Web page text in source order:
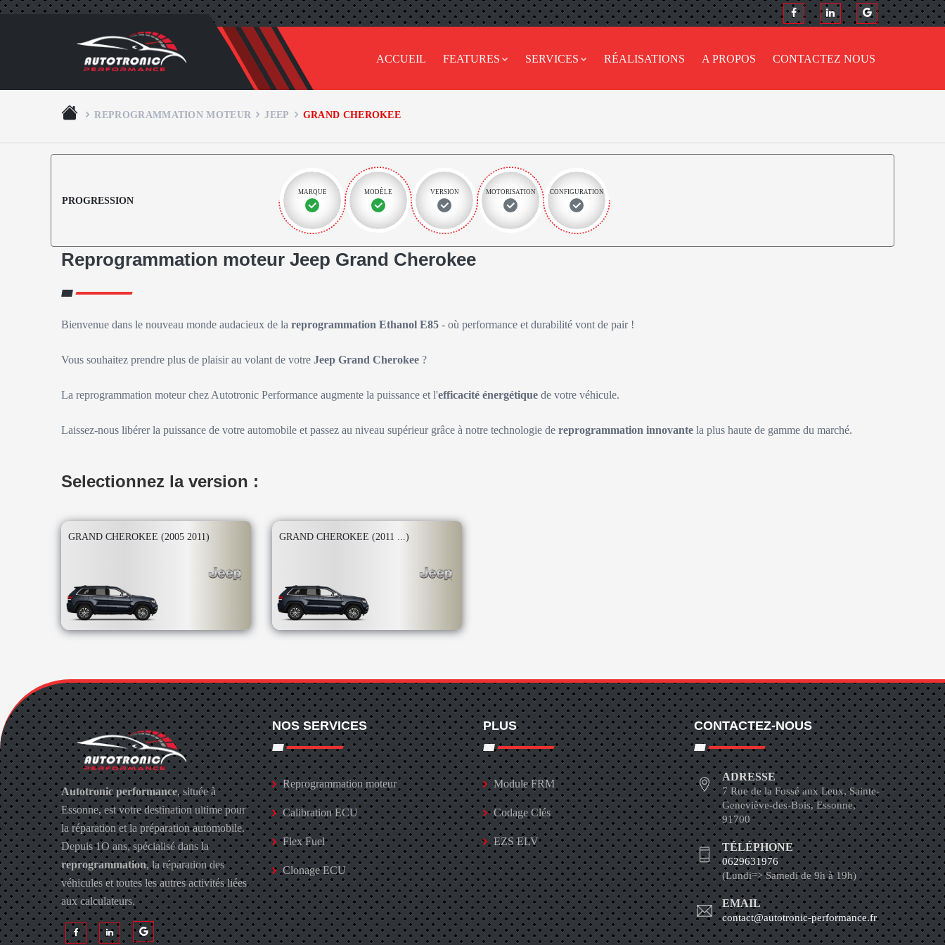
ACCUEIL FEATURES SERVICES RÉALISATIONS A PROPOS CONTACTEZ NOUS
REPROGRAMMATION MOTEUR JEEP GRAND CHEROKEE
PROGRESSION
MARQUE MODÈLE VERSION MOTORISATION CONFIGURATION
Reprogrammation moteur Jeep Grand Cherokee
Bienvenue dans le nouveau monde audacieux de la reprogrammation Ethanol E85 - où performance et durabilité vont de pair !
Vous souhaitez prendre plus de plaisir au volant de votre Jeep Grand Cherokee ?
La reprogrammation moteur chez Autotronic Performance augmente la puissance et l'efficacité énergétique de votre véhicule.
Laissez-nous libérer la puissance de votre automobile et passez au niveau supérieur grâce à notre technologie de reprogrammation innovante la plus haute de gamme du marché.
Selectionnez la version :
GRAND CHEROKEE (2005 2011) GRAND CHEROKEE (2011 ...)
Autotronic performance, située à
Essonne, est votre destination ultime pour
la réparation et la préparation automobile.
Depuis 1O ans, spécialisé dans la
reprogrammation, la réparation des
véhicules et toutes les autres activités liées
aux calculateurs.
NOS SERVICES
Reprogrammation moteur
Calibration ECU
Flex Fuel
Clonage ECU
PLUS
Module FRM
Codage Clés
EZS ELV
CONTACTEZ-NOUS
ADRESSE
7 Rue de la Fossé aux Leux, Sainte-
Geneviève-des-Bois, Essonne,
91700
TÉLÉPHONE
0629631976
(Lundi=> Samedi de 9h à 19h)
EMAIL
contact@autotronic-performance.fr